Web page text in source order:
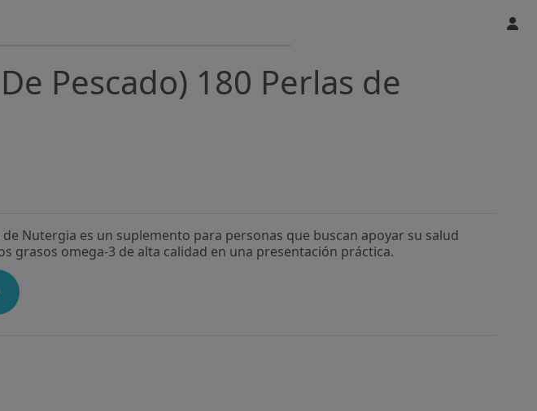
Pescado) 180 Perlas de
de Nutergia es un suplemento para personas que buscan apoyar su salud
grasos omega-3 de alta calidad en una presentación práctica.